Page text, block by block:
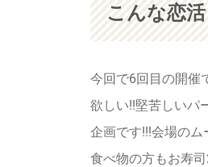
こんな恋
今回で6回目の開催
欲しい!!堅苦しいパ
企画です!!!会場の
食べ物の方もお寿